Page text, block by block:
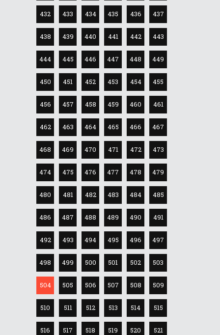
432 433 434 435 436 437
438 439 440 441 442 443
444 445 446 447 448 449
450 451 452 453 454 455
456 457 458 459 460 461
462 463 464 465 466 467
468 469 470 471 472 473
474 475 476 477 478 479
480 481 482 483 484 485
486 487 488 489 490 491
492 493 494 495 496 497
498 499 500 501 502 503
504 505 506 507 508 509
510 511 512 513 514 515
516 517 518 519 520 521